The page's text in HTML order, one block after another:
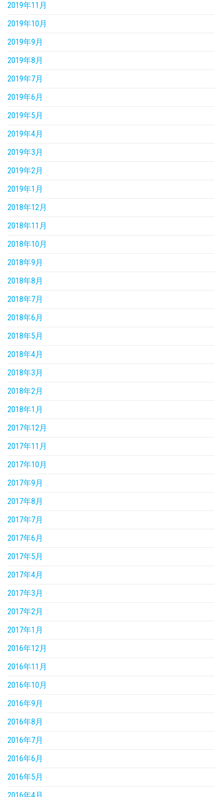
2019年11月
2019年10月
2019年9月
2019年8月
2019年7月
2019年6月
2019年5月
2019年4月
2019年3月
2019年2月
2019年1月
2018年12月
2018年11月
2018年10月
2018年9月
2018年8月
2018年7月
2018年6月
2018年5月
2018年4月
2018年3月
2018年2月
2018年1月
2017年12月
2017年11月
2017年10月
2017年9月
2017年8月
2017年7月
2017年6月
2017年5月
2017年4月
2017年3月
2017年2月
2017年1月
2016年12月
2016年11月
2016年10月
2016年9月
2016年8月
2016年7月
2016年6月
2016年5月